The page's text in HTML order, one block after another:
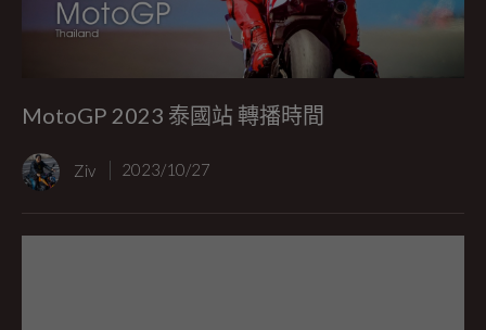
MotoGP 2023 泰國站 轉播時間
Ziv 2023/10/27